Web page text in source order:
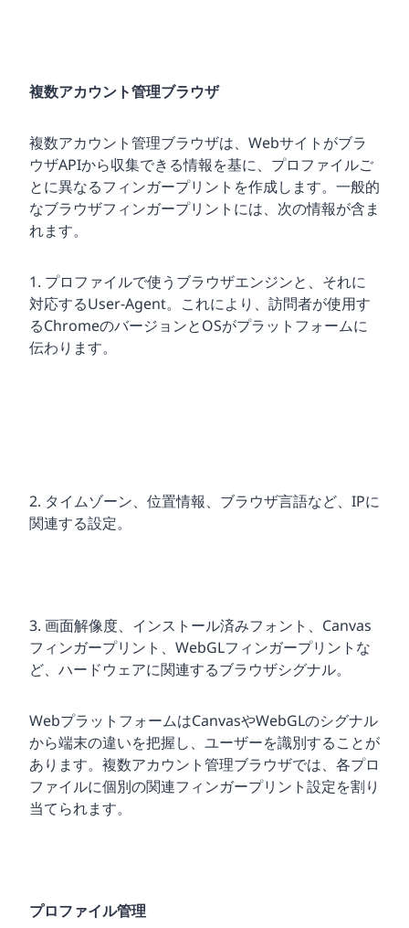
複数アカウント管理ブラウザ
複数アカウント管理ブラウザは、Webサイトがブラ
ウザAPIから収集できる情報を基に、プロファイルご
とに異なるフィンガープリントを作成します。一般的
なブラウザフィンガープリントには、次の情報が含ま
れます。
1. プロファイルで使うブラウザエンジンと、それに
対応するUser-Agent。これにより、訪問者が使用す
るChromeのバージョンとOSがプラットフォームに
伝わります。
2. タイムゾーン、位置情報、ブラウザ言語など、IPに
関連する設定。
3. 画面解像度、インストール済みフォント、Canvas
フィンガープリント、WebGLフィンガープリントな
ど、ハードウェアに関連するブラウザシグナル。
WebプラットフォームはCanvasやWebGLのシグナル
から端末の違いを把握し、ユーザーを識別することが
あります。複数アカウント管理ブラウザでは、各プロ
ファイルに個別の関連フィンガープリント設定を割り
当てられます。
プロファイル管理